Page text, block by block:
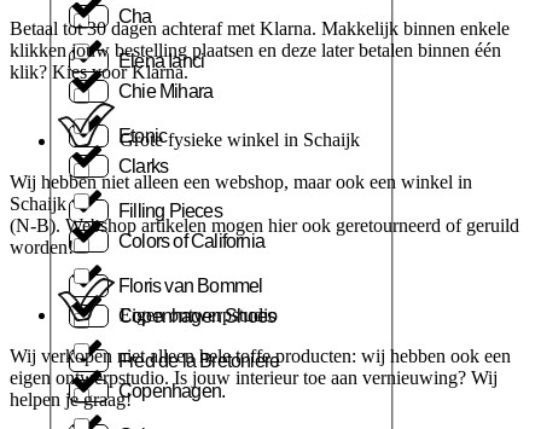
Elena Ianci
Etonic
Filling Pieces
Floris van Bommel
Fred de la Bretoniere
Cha
Chie Mihara
Clarks
Colors of California
Copenhagen Shoes
Copenhagen.
Betaal tot 30 dagen achteraf met Klarna. Makkelijk binnen enkele
klikken jouw bestelling plaatsen en deze later betalen binnen één
klik? Kies voor Klarna.
Grote fysieke winkel in Schaijk
Wij hebben niet alleen een webshop, maar ook een winkel in
Schaijk
(N-B). Webshop artikelen mogen hier ook geretourneerd of geruild
worden!
Eigen ontwerpstudio
Wij verkopen niet alleen hele toffe producten: wij hebben ook een
eigen ontwerpstudio. Is jouw interieur toe aan vernieuwing? Wij
helpen je graag!